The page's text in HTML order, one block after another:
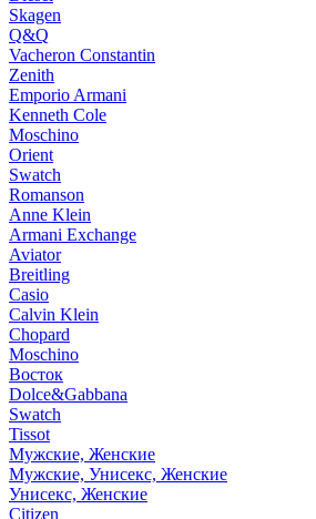
Skagen
Q&Q
Vacheron Constantin
Zenith
Emporio Armani
Kenneth Cole
Moschino
Orient
Swatch
Romanson
Anne Klein
Armani Exchange
Aviator
Breitling
Casio
Calvin Klein
Chopard
Moschino
Восток
Dolce&Gabbana
Swatch
Tissot
Мужские, Женские
Мужские, Унисекс, Женские
Унисекс, Женские
Citizen